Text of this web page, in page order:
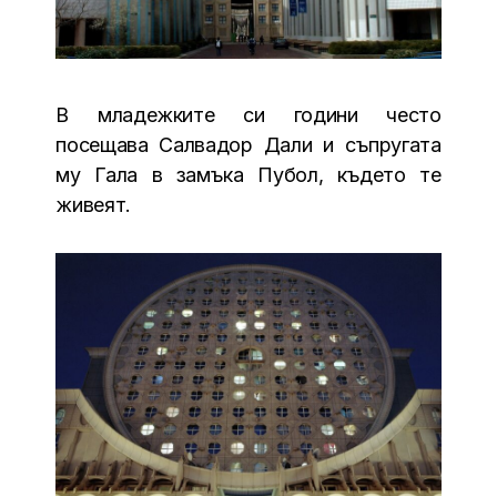
В младежките си години често
посещава Салвадор Дали и съпругата
му Гала в замъка Пубол, където те
живеят.